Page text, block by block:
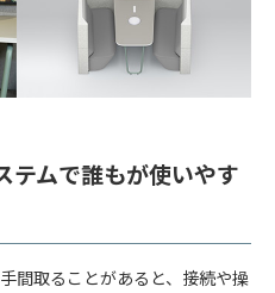
ムで誰もが使いやす
間取ることがあると、接続や操